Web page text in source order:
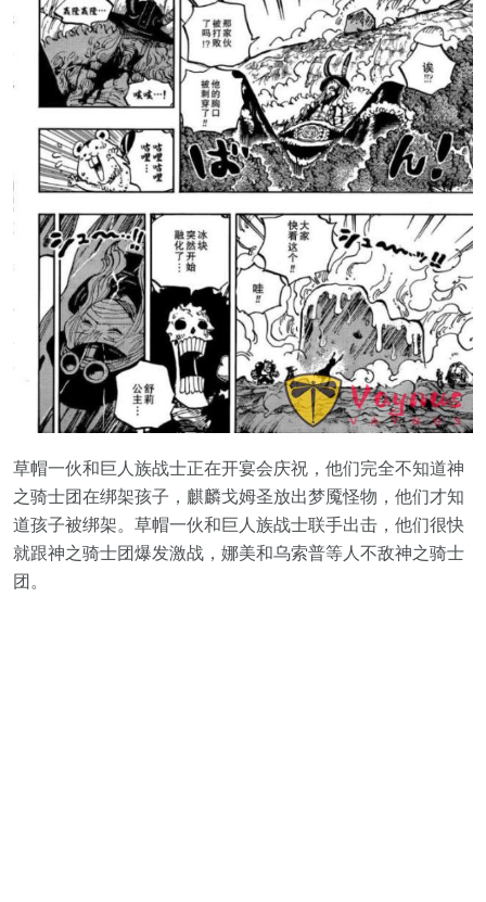
草帽一伙和巨人族战士正在开宴会庆祝，他们完全不知道神
之骑士团在绑架孩子，麒麟戈姆圣放出梦魇怪物，他们才知
道孩子被绑架。草帽一伙和巨人族战士联手出击，他们很快
就跟神之骑士团爆发激战，娜美和乌索普等人不敌神之骑士
团。